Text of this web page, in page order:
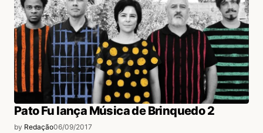
Pato Fu lança Música de Brinquedo 2
by Redação06/09/2017